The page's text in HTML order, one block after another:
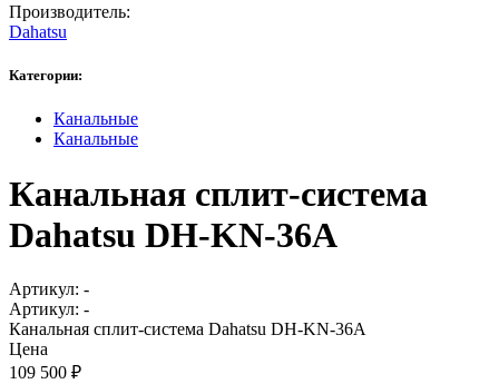
Производитель:
Dahatsu
Категории:
Канальные
Канальные
Канальная сплит-система
Dahatsu DH-KN-36A
Артикул: -
Артикул: -
Канальная сплит-система Dahatsu DH-KN-36A
Цена
109 500 ₽